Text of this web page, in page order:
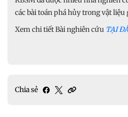
các bài toán phá hủy trong vật liệu
Xem chi tiết Bài nghiên cứu TẠI
Chia sẻ